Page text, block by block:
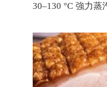
30–130 °C 強力蒸